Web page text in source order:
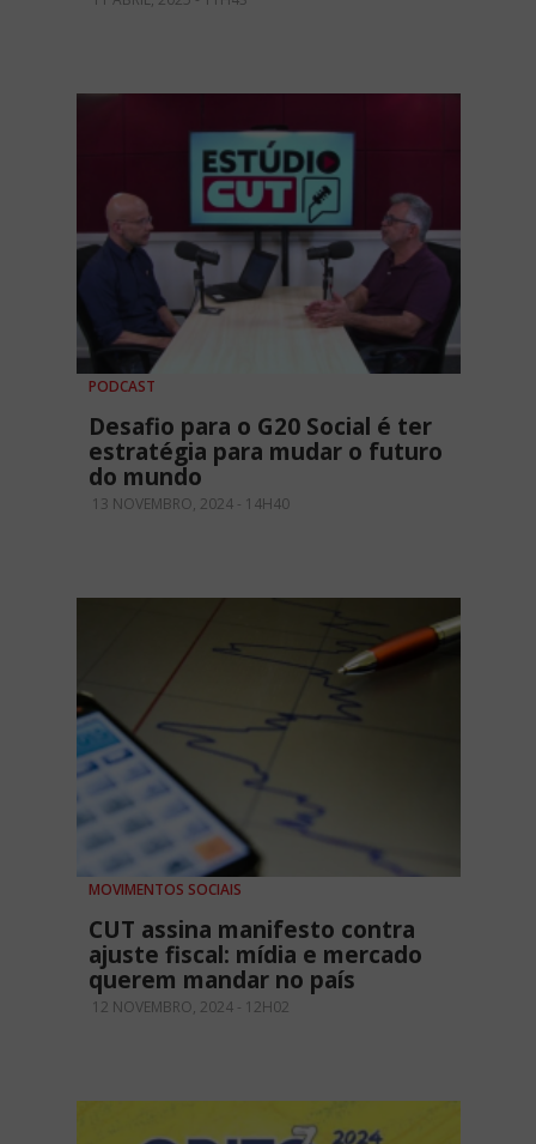
PODCAST
Desafio para o G20 Social é ter
estratégia para mudar o futuro
do mundo
13 NOVEMBRO, 2024 - 14H40
MOVIMENTOS SOCIAIS
CUT assina manifesto contra
ajuste fiscal: mídia e mercado
querem mandar no país
12 NOVEMBRO, 2024 - 12H02